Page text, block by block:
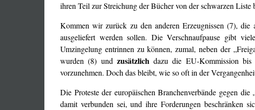
ihren Teil zur Streichung der Bücher von der schwarzen
Kommen wir zurück zu den anderen Erzeugnissen (7), die
ausgeliefert werden sollen. Die Verschnaufpause gibt
Umzingelung entrinnen zu können, zumal, neben der
wurden (8) und zusätzlichdazu die EU-Kommission
vorzunehmen. Doch das bleibt, wie so oft in der
Die Proteste der europäischen Branchenverbände gegen
damit verbunden sei, und ihre Forderungen beschränken